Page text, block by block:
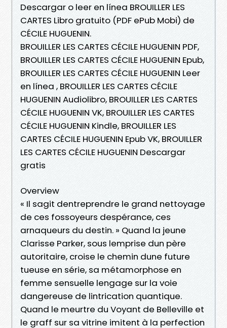
Descargar o leer en línea BROUILLER LES
CARTES Libro gratuito (PDF ePub Mobi) de
CÉCILE HUGUENIN.
BROUILLER LES CARTES CÉCILE HUGUENIN PDF,
BROUILLER LES CARTES CÉCILE HUGUENIN Epub,
BROUILLER LES CARTES CÉCILE HUGUENIN Leer
en línea , BROUILLER LES CARTES CÉCILE
HUGUENIN Audiolibro, BROUILLER LES CARTES
CÉCILE HUGUENIN VK, BROUILLER LES CARTES
CÉCILE HUGUENIN Kindle, BROUILLER LES
CARTES CÉCILE HUGUENIN Epub VK, BROUILLER
LES CARTES CÉCILE HUGUENIN Descargar
gratis
Overview
« Il sagit dentreprendre le grand nettoyage
de ces fossoyeurs despérance, ces
arnaqueurs du destin. » Quand la jeune
Clarisse Parker, sous lemprise dun père
autoritaire, croise le chemin dune future
tueuse en série, sa métamorphose en
femme sensuelle lengage sur la voie
dangereuse de lintrication quantique.
Quand le meurtre du Voyant de Belleville et
le graff sur sa vitrine imitent à la perfection